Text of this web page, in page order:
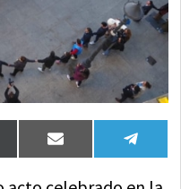
Compartir
en
Email
en